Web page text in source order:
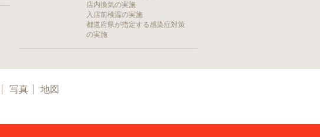
店内換気の実施
入店前検温の実施
都道府県が指定する感染症対策
の実施
写真 地図